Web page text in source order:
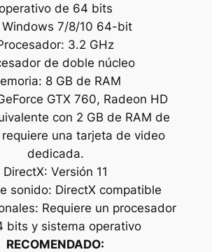
de 64 bits
Windows 7/8/10 64-bit
3.2 GHz
de doble núcleo
8 GB de RAM
GTX 760, Radeon HD
con 2 GB de RAM de
una tarjeta de video
dedicada.
DirectX: Versión 11
sonido: DirectX compatible
Requiere un procesador
bits y sistema operativo
RECOMENDADO: